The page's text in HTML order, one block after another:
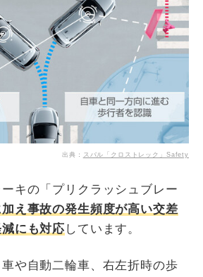
出典： スバル「クロストレック」Safety
キの「プリクラッシュブレー
え事故の発生頻度が高い交差
にも対応 しています。
や自動二輪車、右左折時の歩